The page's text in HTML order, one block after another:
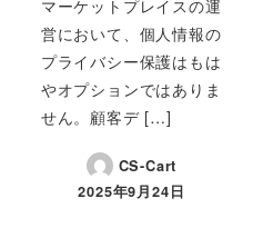
マーケットプレイスの運
営において、個人情報の
プライバシー保護はもは
やオプションではありま
せん。顧客デ […]
CS-Cart
投稿日
2025年9月24日